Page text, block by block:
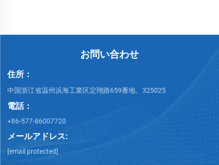
お問い合わせ
住所：
中国浙江省温州浜海工業区定翔路659番地、325025
電話：
+86-577-86007720
メールアドレス:
[email protected]